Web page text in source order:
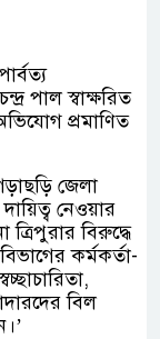
পাল স্বাক্ষরিত
প্রমাণিত
জেলা
নেওয়ার
বিরুদ্ধে
কর্মকর্তা-
বিল